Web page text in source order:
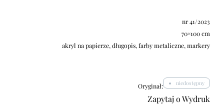
nr 41/2023
70×100 cm
akryl na papierze, długopis, farby metaliczne, markery
Oryginał: niedostępny
Zapytaj o Wydruk